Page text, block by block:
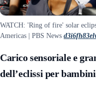
WATCH: 'Ring of fire' solar
Americas | PBS News
Carico sensoriale e
dell’eclissi per